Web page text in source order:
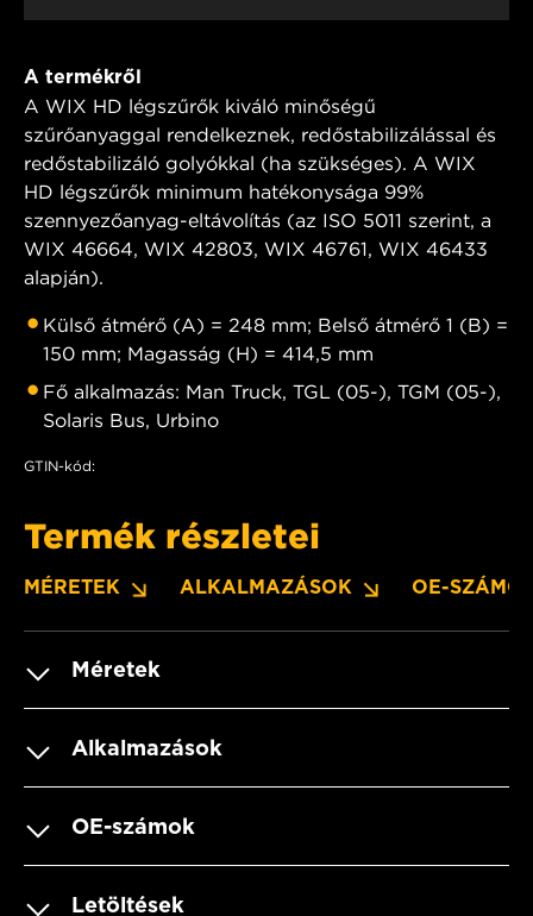
A termékről
A WIX HD légszűrők kiváló minőségű
szűrőanyaggal rendelkeznek, redőstabilizálással és
redőstabilizáló golyókkal (ha szükséges). A WIX
HD légszűrők minimum hatékonysága 99%
szennyezőanyag-eltávolítás (az ISO 5011 szerint, a
WIX 46664, WIX 42803, WIX 46761, WIX 46433
alapján).
Külső átmérő (A) = 248 mm; Belső átmérő 1 (B) =
150 mm; Magasság (H) = 414,5 mm
Fő alkalmazás: Man Truck, TGL (05-), TGM (05-),
Solaris Bus, Urbino
GTIN-kód:
Termék részletei
MÉRETEK ALKALMAZÁSOK OE-
Méretek
Alkalmazások
OE-számok
Letöltések